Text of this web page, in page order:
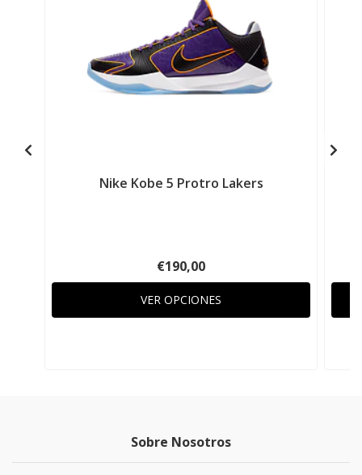
Nike Kobe 5 Protro Lakers
€190,00
VER OPCIONES
Sobre Nosotros